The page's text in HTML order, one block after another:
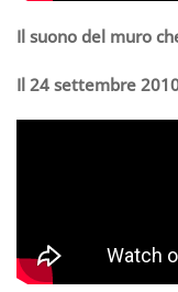
Il suono del muro
Il 24 settembre